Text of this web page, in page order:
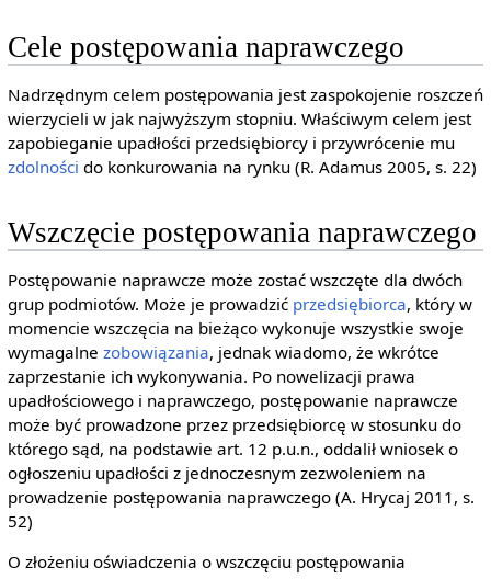
Cele postępowania naprawczego
Nadrzędnym celem postępowania jest zaspokojenie roszczeń
wierzycieli w jak najwyższym stopniu. Właściwym celem jest
zapobieganie upadłości przedsiębiorcy i przywrócenie mu
zdolności do konkurowania na rynku (R. Adamus 2005, s. 22)
Wszczęcie postępowania naprawczego
Postępowanie naprawcze może zostać wszczęte dla dwóch
grup podmiotów. Może je prowadzić przedsiębiorca, który w
momencie wszczęcia na bieżąco wykonuje wszystkie swoje
wymagalne zobowiązania, jednak wiadomo, że wkrótce
zaprzestanie ich wykonywania. Po nowelizacji prawa
upadłościowego i naprawczego, postępowanie naprawcze
może być prowadzone przez przedsiębiorcę w stosunku do
którego sąd, na podstawie art. 12 p.u.n., oddalił wniosek o
ogłoszeniu upadłości z jednoczesnym zezwoleniem na
prowadzenie postępowania naprawczego (A. Hrycaj 2011, s.
52)
O złożeniu oświadczenia o wszczęciu postępowania